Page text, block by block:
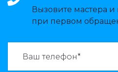
Вызовите мастера и
при первом